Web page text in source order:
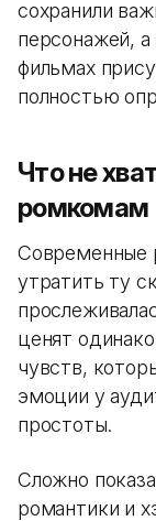
сохранили
персонажей,
фильмах
полностью
Что не
ромкомам
Современные
утратить ту
ценят
чувств,
эмоции у
простоты.
Сложно
романтики и